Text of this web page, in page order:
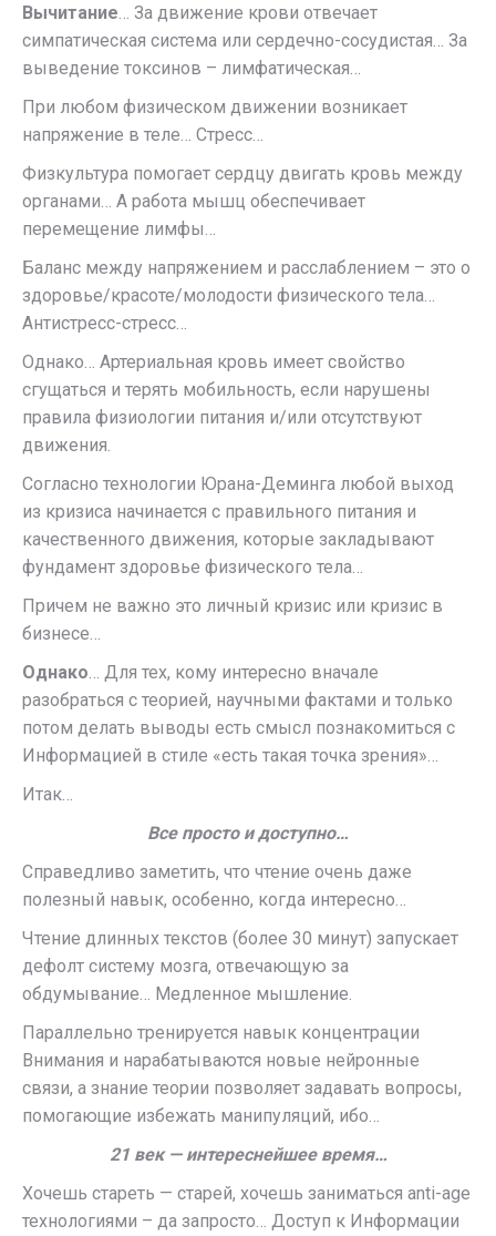
Вычитание… За движение крови отвечает
симпатическая система или сердечно-сосудистая… За
выведение токсинов – лимфатическая…
При любом физическом движении возникает
напряжение в теле… Стресс…
Физкультура помогает сердцу двигать кровь между
органами… А работа мышц обеспечивает
перемещение лимфы…
Баланс между напряжением и расслаблением – это о
здоровье/красоте/молодости физического тела…
Антистресс-стресс…
Однако… Артериальная кровь имеет свойство
сгущаться и терять мобильность, если нарушены
правила физиологии питания и/или отсутствуют
движения.
Согласно технологии Юрана-Деминга любой выход
из кризиса начинается с правильного питания и
качественного движения, которые закладывают
фундамент здоровье физического тела…
Причем не важно это личный кризис или кризис в
бизнесе…
Однако… Для тех, кому интересно вначале
разобраться с теорией, научными фактами и только
потом делать выводы есть смысл познакомиться с
Информацией в стиле «есть такая точка зрения»…
Итак…
Все просто и доступно…
Справедливо заметить, что чтение очень даже
полезный навык, особенно, когда интересно…
Чтение длинных текстов (более 30 минут) запускает
дефолт систему мозга, отвечающую за
обдумывание… Медленное мышление.
Параллельно тренируется навык концентрации
Внимания и нарабатываются новые нейронные
связи, а знание теории позволяет задавать вопросы,
помогающие избежать манипуляций, ибо…
21 век — интереснейшее время…
Хочешь стареть — старей, хочешь заниматься anti-age
технологиями – да запросто… Доступ к Информации